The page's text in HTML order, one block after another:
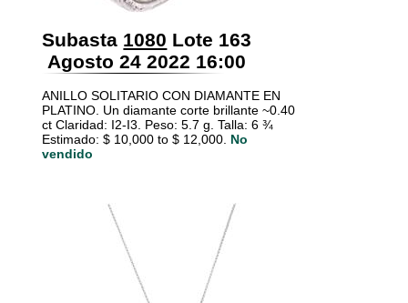
Subasta 1080 Lote 163
Agosto 24 2022 16:00
ANILLO SOLITARIO CON DIAMANTE EN
PLATINO. Un diamante corte brillante ~0.40
ct Claridad: I2-I3. Peso: 5.7 g. Talla: 6 ¾
Estimado: $ 10,000 to $ 12,000. No
vendido